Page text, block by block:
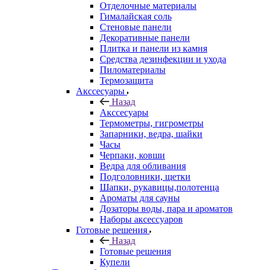
Отделочные материалы
Гималайская соль
Стеновые панели
Декоративные панели
Плитка и панели из камня
Средства дезинфекции и ухода
Пиломатериалы
Термозащита
Аксcесуары
Назад
Аксcесуары
Термометры, гигрометры
Запарники, ведра, шайки
Часы
Черпаки, ковши
Ведра для обливания
Подголовники, щетки
Шапки, рукавицы,полотенца
Ароматы для сауны
Дозаторы воды, пара и ароматов
Наборы аксессуаров
Готовые решения
Назад
Готовые решения
Купели